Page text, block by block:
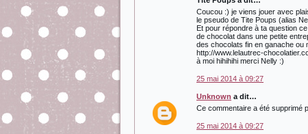
Coucou :) je viens jouer avec
le pseudo de Tite Poups (alias
Et pour répondre à ta question
de chocolat dans une petite
des chocolats fin en ganache ou
http://www.lelautrec-
à moi hihihihi merci Nelly :)
25 mai 2014 à 09:27
Unknown a dit…
Ce commentaire a été supprimé
25 mai 2014 à 09:27